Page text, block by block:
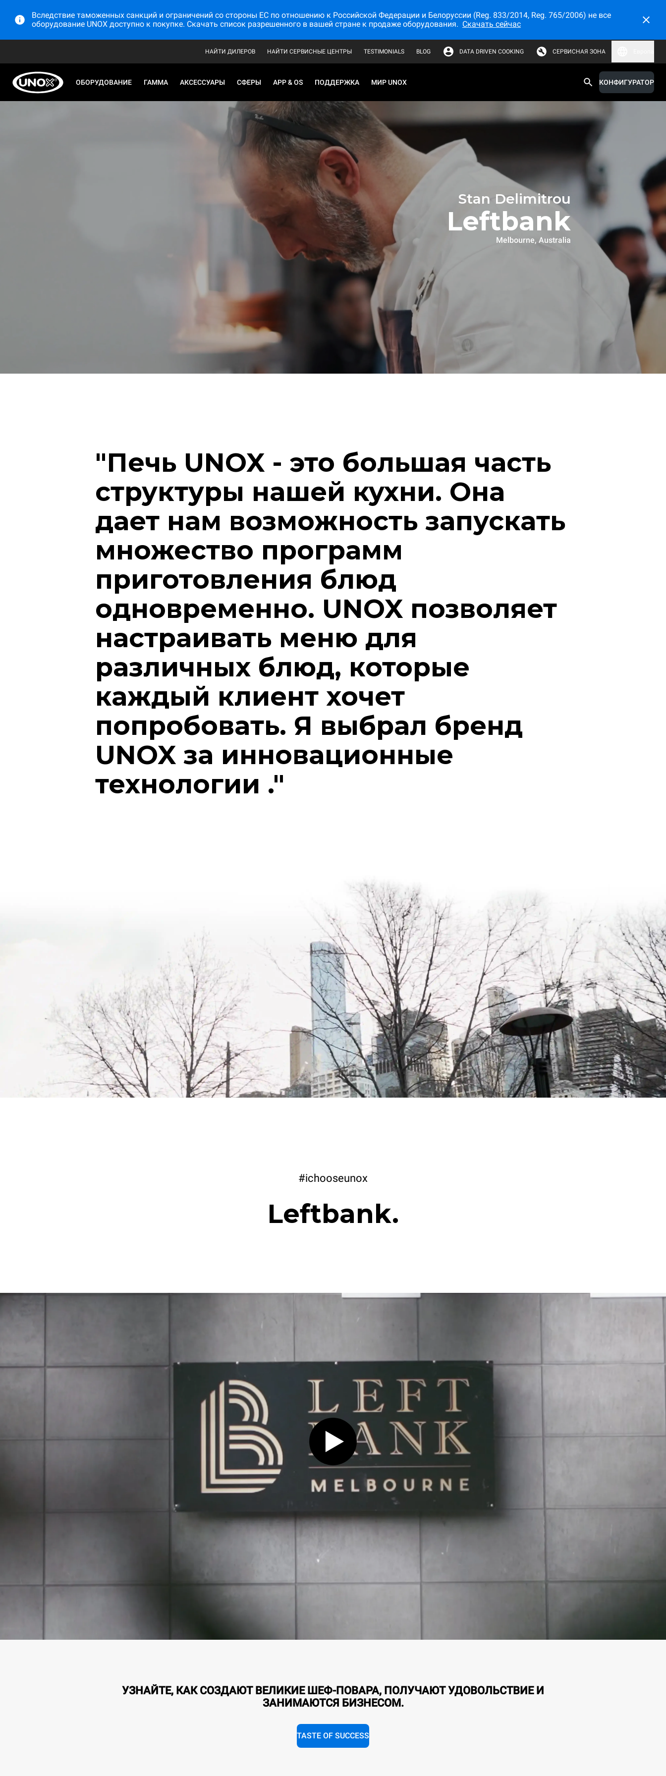
Вследствие таможенных санкций и ограничений со стороны ЕС по отношению к Российской Федерации и Белоруссии (Reg. 833/2014, Reg. 765/2006) не все
оборудование UNOX доступно к покупке. Скачать список разрешенного в вашей стране к продаже оборудования. Скачать сейчас
НАЙТИ ДИЛЕРОВ НАЙТИ СЕРВИСНЫЕ ЦЕНТРЫ TESTIMONIALS BLOG DATA DRIVEN COOKING СЕРВИСНАЯ ЗОНА
ОБОРУДОВАНИЕ ГАММА АКСЕССУАРЫ СФЕРЫ APP & OS ПОДДЕРЖКА МИР UNOX КОНФИГУРАТОР
Stan Delimitrou
Leftbank
Melbourne, Australia
"Печь UNOX - это большая часть
структуры нашей кухни. Она
дает нам возможность запускать
множество программ
приготовления блюд
одновременно. UNOX позволяет
настраивать меню для
различных блюд, которые
каждый клиент хочет
попробовать. Я выбрал бренд
UNOX за инновационные
технологии ."
#ichooseunox
Leftbank.
УЗНАЙТЕ, КАК СОЗДАЮТ ВЕЛИКИЕ ШЕФ-ПОВАРА, ПОЛУЧАЮТ УДОВОЛЬСТВИЕ И
ЗАНИМАЮТСЯ БИЗНЕСОМ.
TASTE OF SUCCESS